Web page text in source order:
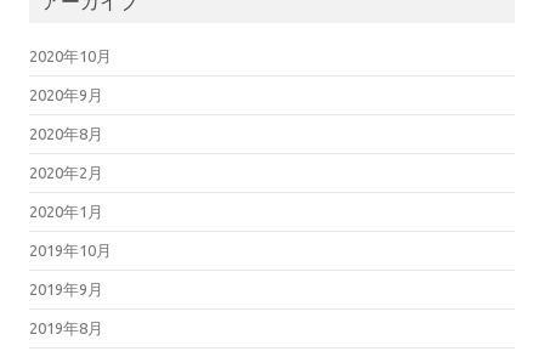
2020年10月
2020年9月
2020年8月
2020年2月
2020年1月
2019年10月
2019年9月
2019年8月